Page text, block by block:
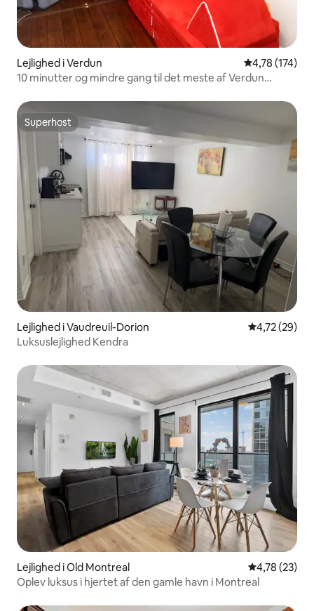
Lejlighed i Verdun 4,78 ud af 5 i
4,78 (174)
10 minutter og mindre gang til det meste af Verdun
Superhost
Superhost
Lejlighed i Vaudreuil-Dorion 4,72 ud af 5
4,72 (29)
Luksuslejlighed Kendra
Lejlighed i Old Montreal 4,78 ud af 5
4,78 (23)
Oplev luksus i hjertet af den gamle havn i Montreal